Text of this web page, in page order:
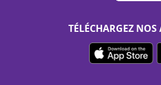
TÉLÉCHARGEZ